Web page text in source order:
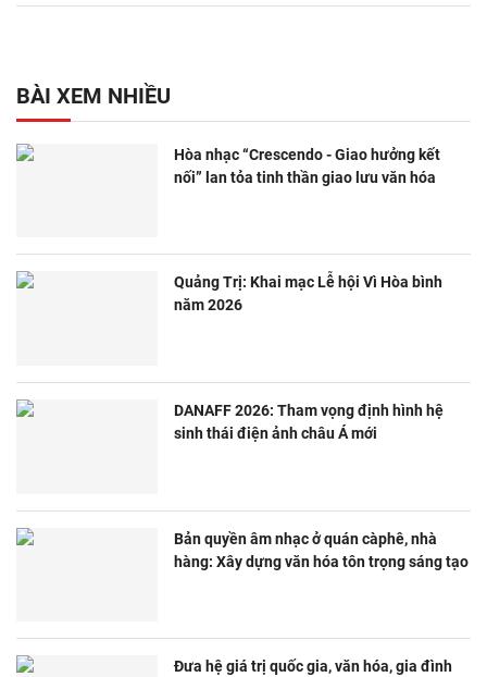
BÀI XEM NHIỀU
Hòa nhạc “Crescendo - Giao hưởng kết
nối” lan tỏa tinh thần giao lưu văn hóa
Quảng Trị: Khai mạc Lễ hội Vì Hòa bình
năm 2026
DANAFF 2026: Tham vọng định hình hệ
sinh thái điện ảnh châu Á mới
Bản quyền âm nhạc ở quán càphê, nhà
hàng: Xây dựng văn hóa tôn trọng sáng tạo
Đưa hệ giá trị quốc gia, văn hóa, gia đình